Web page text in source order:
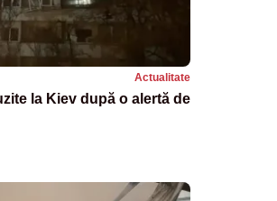
Actualitate
la Kiev după o alertă de